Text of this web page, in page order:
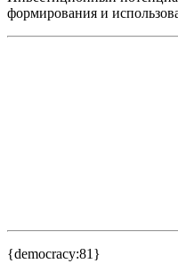
формирования и
{democracy:81}